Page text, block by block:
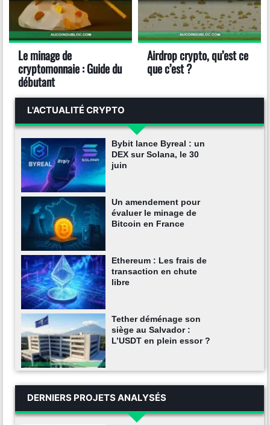
Le minage de
cryptomonnaie : Guide du
débutant
Airdrop crypto, qu’est ce
que c’est ?
L'ACTUALITÉ CRYPTO
Bybit lance Byreal : un
DEX sur Solana, le 30
juin
Un amendement pour
évaluer le minage de
Bitcoin en France
Ethereum : Les frais de
transaction en chute
libre
Tether déménage son
siège au Salvador :
L’USDT en plein essor ?
DERNIERS PROJETS ANALYSÉS